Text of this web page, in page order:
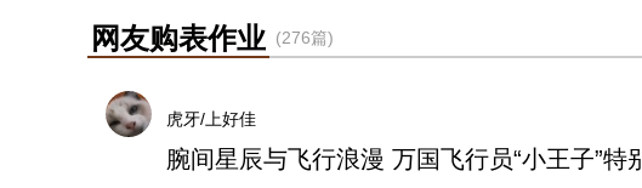
网友购表作业 (276篇)
虎牙/上好佳
腕间星辰与飞行浪漫 万国飞行员“小王子”特